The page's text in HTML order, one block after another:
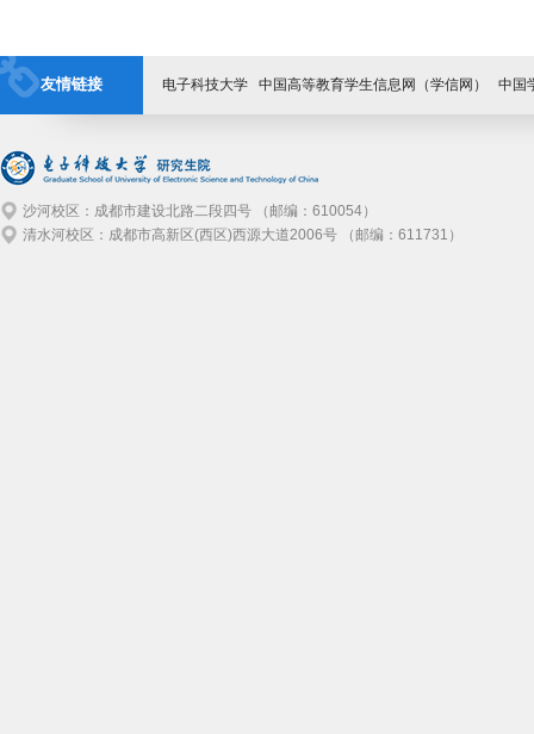
友情链接 电子科技大学 中国高等教育学生信息网（学信网） 中国
沙河校区：成都市建设北路二段四号 （邮编：610054）
清水河校区：成都市高新区(西区)西源大道2006号 （邮编：611731）